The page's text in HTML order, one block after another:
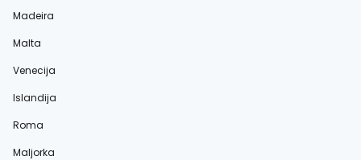
Madeira
Malta
Venecija
Islandija
Roma
Maljorka